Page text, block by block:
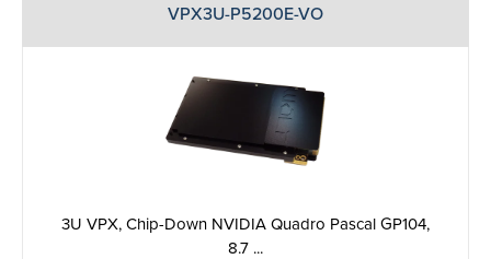
VPX3U-P5200E-VO
3U VPX, Chip-Down NVIDIA Quadro Pascal GP104,
8.7 ...